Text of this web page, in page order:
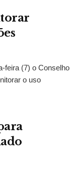
feira (7) o Conselho
o uso